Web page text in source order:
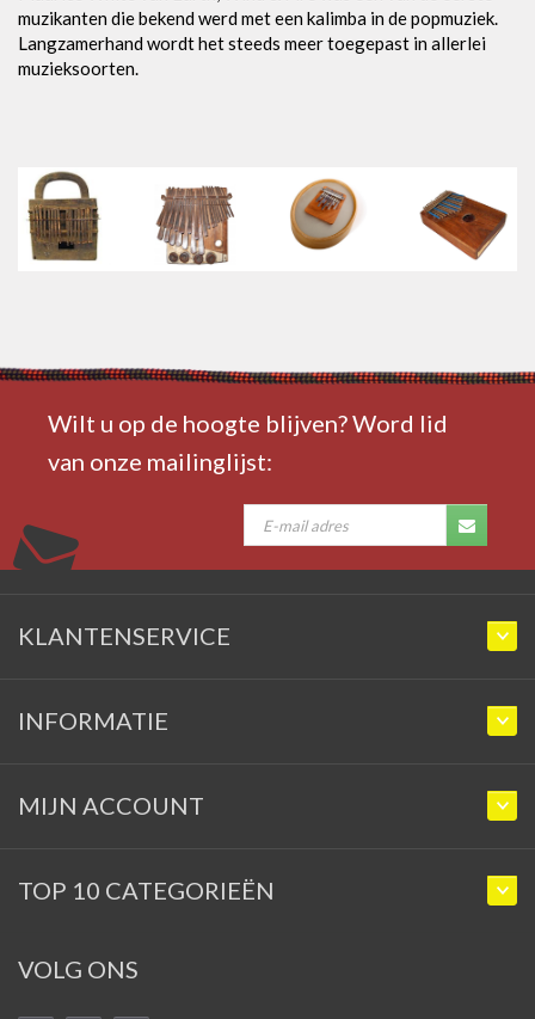
muzikanten die bekend werd met een kalimba in de popmuziek.
Langzamerhand wordt het steeds meer toegepast in allerlei
muzieksoorten.
Wilt u op de hoogte blijven? Word lid
van onze mailinglijst:
KLANTENSERVICE
INFORMATIE
MIJN ACCOUNT
TOP 10 CATEGORIEËN
VOLG ONS